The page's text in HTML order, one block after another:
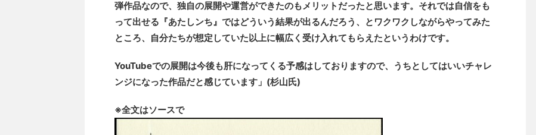
弾作品なので、独自の展開や運営ができたのもメリットだったと思います。それでは自信をも
って出せる『あたしンち』ではどういう結果が出るんだろう、とワクワクしながらやってみた
ところ、自分たちが想定していた以上に幅広く受け入れてもらえたというわけです。
YouTubeでの展開は今後も肝になってくる予感はしておりますので、うちとしてはいいチャレ
ンジになった作品だと感じています」(杉山氏)
※全文はソースで